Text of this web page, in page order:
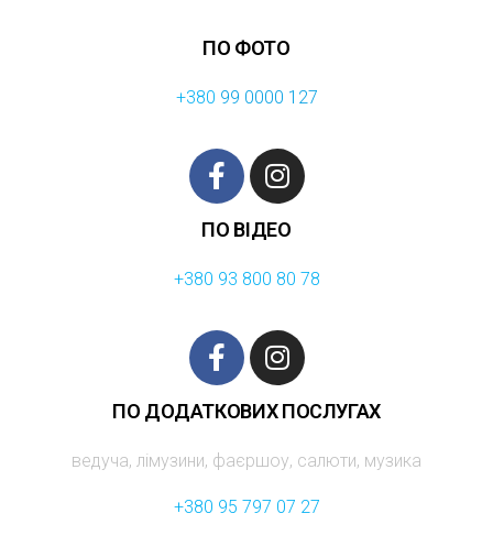
ПО ФОТО
+380 99 0000 127
ПО ВІДЕО
+380 93 800 80 78
ПО ДОДАТКОВИХ ПОСЛУГАХ
ведуча, лімузини, фаєршоу, салюти, музика
+380 95 797 07 27